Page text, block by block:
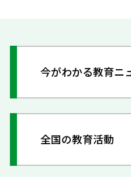
今がわかる教育ニ
全国の教育活動